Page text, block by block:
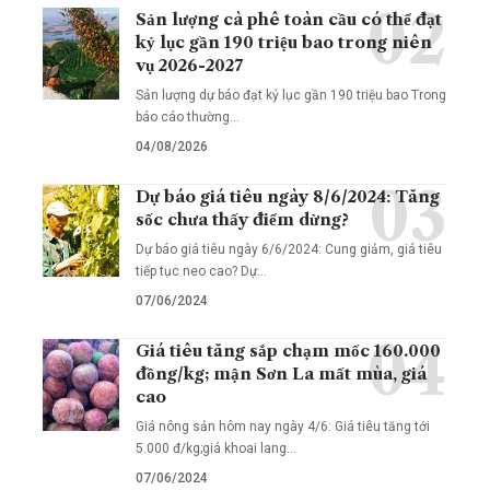
Sản lượng cà phê toàn cầu có thể đạt
kỷ lục gần 190 triệu bao trong niên
vụ 2026-2027
Sản lượng dự báo đạt kỷ lục gần 190 triệu bao Trong
báo cáo thường…
04/08/2026
Dự báo giá tiêu ngày 8/6/2024: Tăng
sốc chưa thấy điểm dừng?
Dự báo giá tiêu ngày 6/6/2024: Cung giảm, giá tiêu
tiếp tục neo cao? Dự…
07/06/2024
Giá tiêu tăng sắp chạm mốc 160.000
đồng/kg; mận Sơn La mất mùa, giá
cao
Giá nông sản hôm nay ngày 4/6: Giá tiêu tăng tới
5.000 đ/kg;giá khoai lang…
07/06/2024